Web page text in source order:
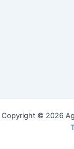
Copyright © 2026